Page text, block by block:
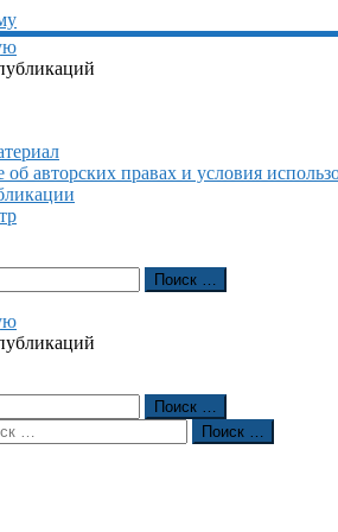
авторских правах и условия
Поиск …
Поиск …
Поиск …